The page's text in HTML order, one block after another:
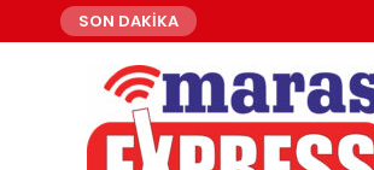
SON DAKİKA